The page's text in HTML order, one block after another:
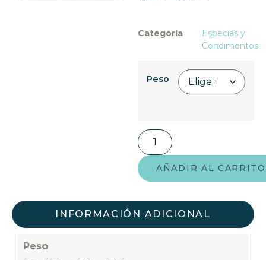
Categoría
Especias y
Condimentos
Peso
AÑADIR AL CARRITO
INFORMACIÓN ADICIONAL
Peso